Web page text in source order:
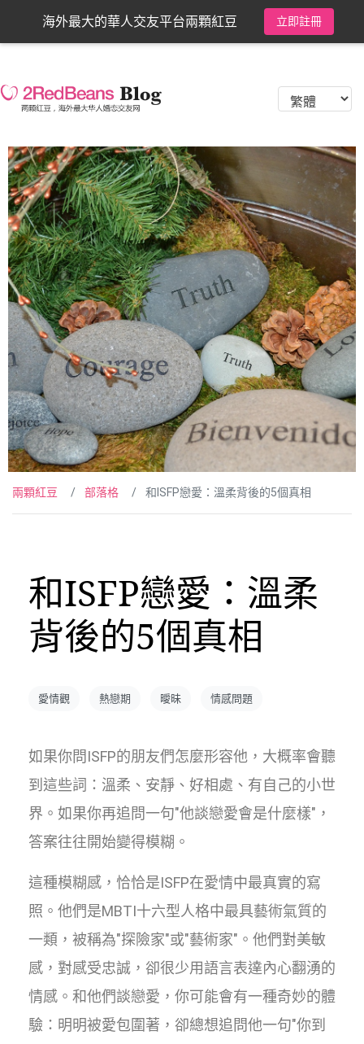
海外最大的華人交友平台兩顆紅豆 立即註冊
兩顆紅豆 部落格 和ISFP戀愛：溫柔背後的5個真相
和ISFP戀愛：溫柔
背後的5個真相
愛情觀 熱戀期 曖昧 情感問題
如果你問ISFP的朋友們怎麼形容他，大概率會聽
到這些詞：溫柔、安靜、好相處、有自己的小世
界。如果你再追問一句"他談戀愛會是什麼樣"，
答案往往開始變得模糊。
這種模糊感，恰恰是ISFP在愛情中最真實的寫
照。他們是MBTI十六型人格中最具藝術氣質的
一類，被稱為"探險家"或"藝術家"。他們對美敏
感，對感受忠誠，卻很少用語言表達內心翻湧的
情感。和他們談戀愛，你可能會有一種奇妙的體
驗：明明被愛包圍著，卻總想追問他一句"你到